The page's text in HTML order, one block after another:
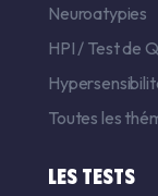
Neuroatypies
HPI / Test de
Toutes les
LES TESTS